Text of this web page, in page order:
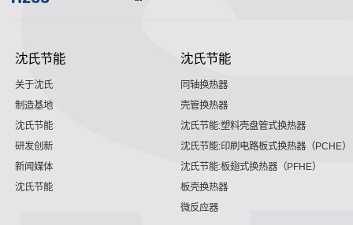
沈氏节能
关于沈氏
制造基地
沈氏节能
研发创新
新闻媒体
沈氏节能
沈氏节能
同轴换热器
壳管换热器
沈氏节能:塑料壳盘管式换热器
沈氏节能:印刷电路板式换热器（PCHE）
沈氏节能:板翅式换热器（PFHE）
板壳换热器
微反应器